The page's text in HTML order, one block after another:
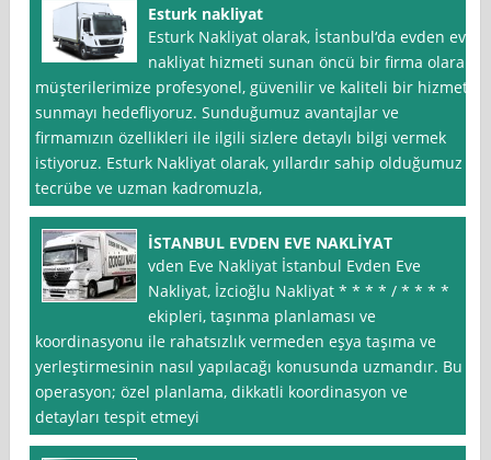
Esturk nakliyat
Esturk Nakliyat olarak, İstanbul‘da evden eve
nakliyat hizmeti sunan öncü bir firma olarak,
müşterilerimize profesyonel, güvenilir ve kaliteli bir hizmet
sunmayı hedefliyoruz. Sunduğumuz avantajlar ve
firmamızın özellikleri ile ilgili sizlere detaylı bilgi vermek
istiyoruz. Esturk Nakliyat olarak, yıllardır sahip olduğumuz
tecrübe ve uzman kadromuzla,
İSTANBUL EVDEN EVE NAKLİYAT
vden Eve Nakliyat İstanbul Evden Eve
Nakliyat, İzcioğlu Nakliyat * * * * / * * * *
ekipleri, taşınma planlaması ve
koordinasyonu ile rahatsızlık vermeden eşya taşıma ve
yerleştirmesinin nasıl yapılacağı konusunda uzmandır. Bu
operasyon; özel planlama, dikkatli koordinasyon ve
detayları tespit etmeyi